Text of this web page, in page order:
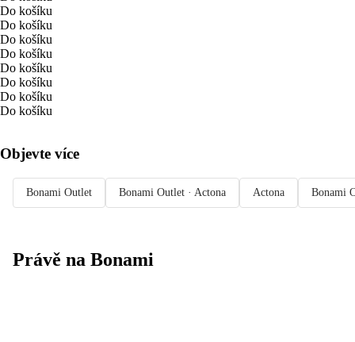
Do košíku
Do košíku
Do košíku
Do košíku
Do košíku
Do košíku
Do košíku
Do košíku
Objevte více
Bonami Outlet Bonami Outlet · Actona Actona Bonami
Právě na Bonami